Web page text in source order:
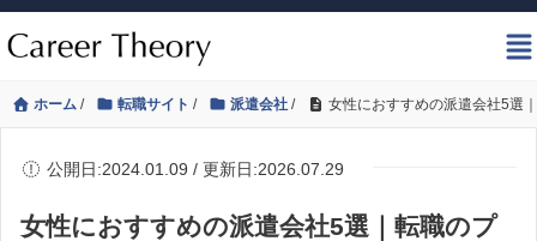
ホーム / 転職サイト / 派遣会社 / 女性におすすめの派遣会社5選
公開日:2024.01.09 / 更新日:2026.07.29
女性におすすめの派遣会社5選｜転職のプ